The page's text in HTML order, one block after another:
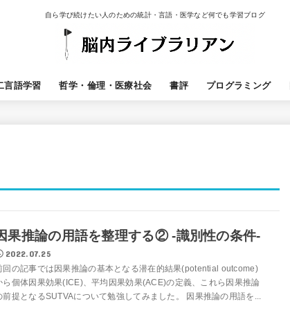
自ら学び続けたい人のための統計・言語・医学など何でも学習ブログ
言語学習 哲学・倫理・医療社会 書評 プログラミング
果推論の用語を整理する② -識別性の条件-
2022.07.25
回の記事では因果推論の基本となる潜在的結果(potential outcome)
ら個体因果効果(ICE)、平均因果効果(ACE)の定義、これら因果推論
前提となるSUTVAについて勉強してみました。 因果推論の用語を...